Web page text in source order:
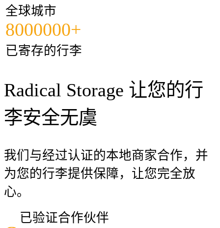
全球城市
8000000+
已寄存的行李
Radical Storage 让您的行
李安全无虞
我们与经过认证的本地商家合作，并
为您的行李提供保障，让您完全放
心。
已验证合作伙伴